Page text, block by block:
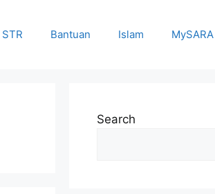
STR Bantuan Islam MySARA
Search